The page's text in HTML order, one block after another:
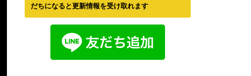
だちになると更新情報を受け取れます